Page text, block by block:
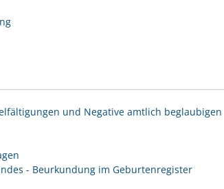
und Negative amtlich beglaubigen
- Beurkundung im Geburtenregister